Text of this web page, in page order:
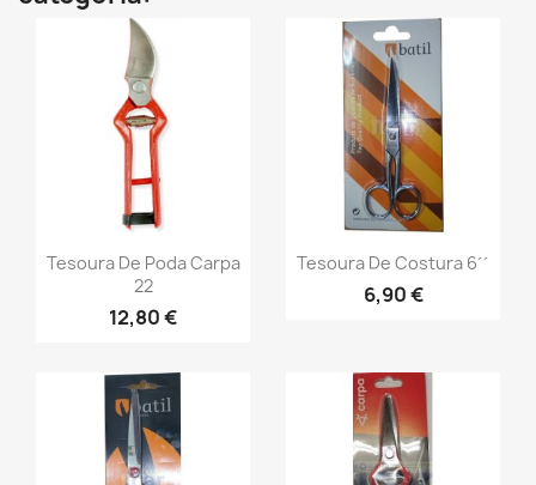
Tesoura De Poda Carpa
22
12,80 €
Tesoura De Costura 6´´
6,90 €